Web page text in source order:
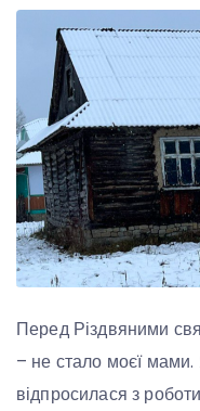
Перед Різдвяними
– не стало моєї мами.
відпросилася з